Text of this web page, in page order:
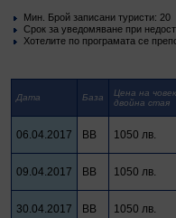
Mин. Брой записани туристи: 20
Срок за уведомяване при
Хотелите по програмата се
Дата База
Цена на
двойна стая
06.04.2017 BB 1050 лв.
09.04.2017 BB 1050 лв.
30.04.2017 BB 1050 лв.